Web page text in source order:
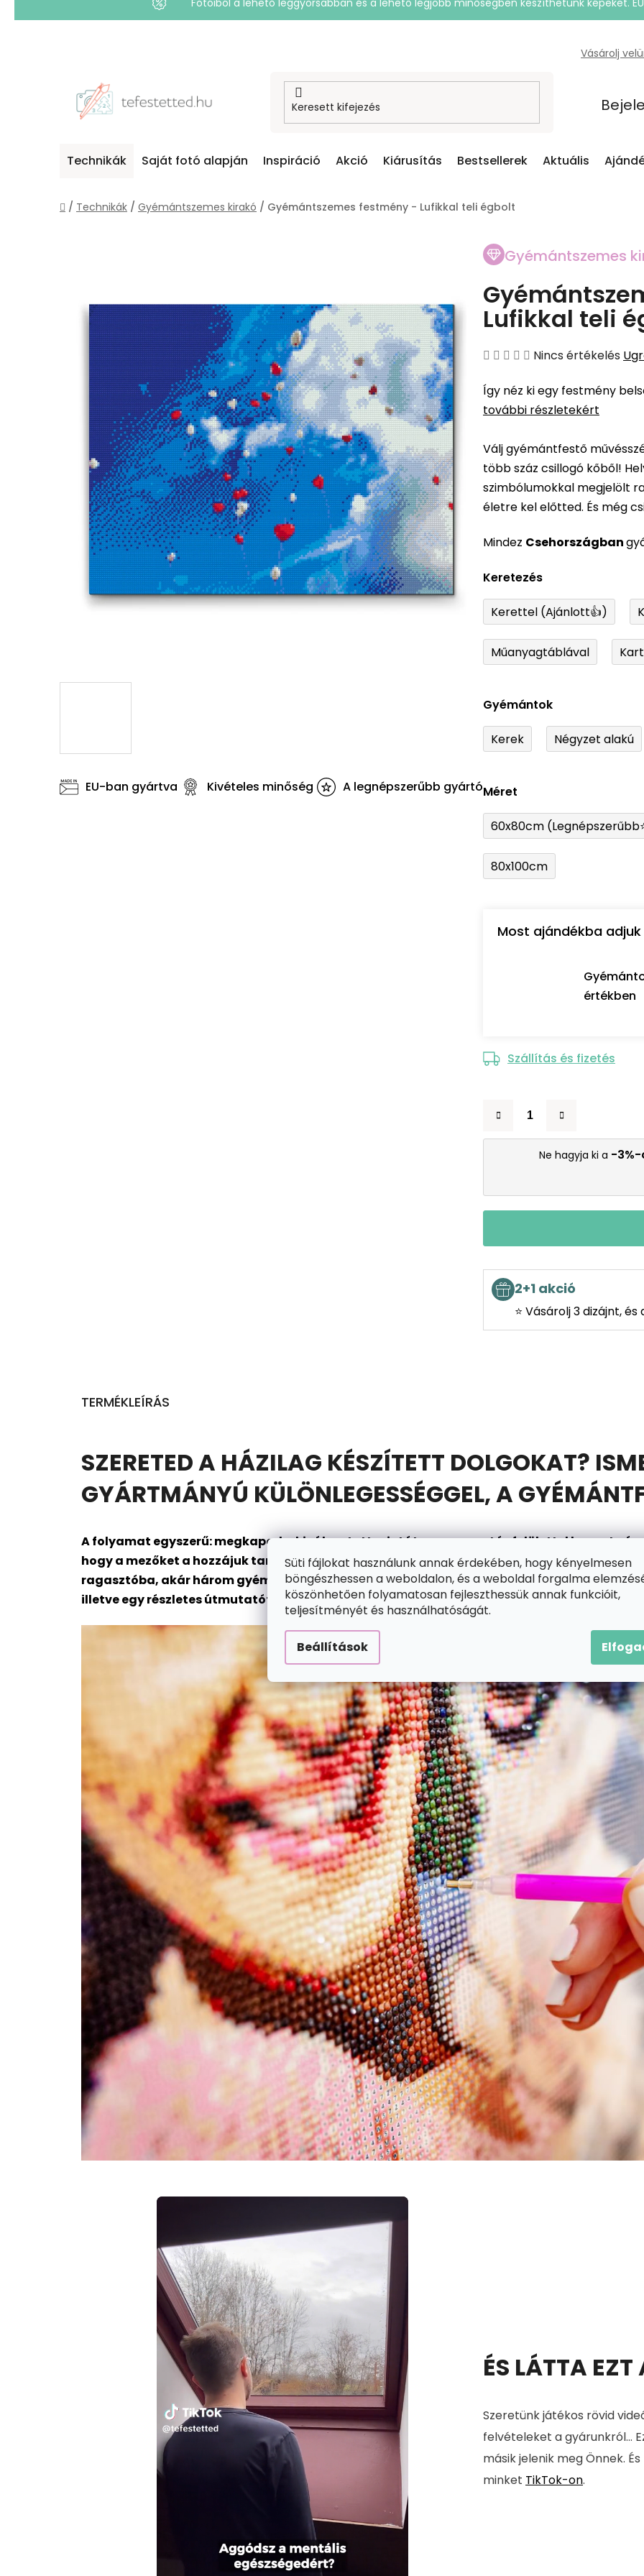
Süti fájlokat használunk annak érdekében, hogy kényelmesen
böngészhessen a weboldalon, és a weboldal forgalma
köszönhetően folyamatosan fejleszthessük annak funkcióit,
teljesítményét és használhatóságát.
Beállítások
Fotóiból a lehető leggyorsabban és a lehető legjobb minőségben készíthetünk képeket.
Vásárolj
Technikák Saját fotó alapján Inspiráció Akció Kiárusítás Bestsellerek Aktuális
Kezdőlap
/ Technikák / Gyémántszemes kirakó / Gyémántszemes festmény - Lufikkal teli égbolt
Gyémántszemes
Lufikkal teli
A
átlagos
értékelése
ből
0,0
csillag.
Nincs értékelés
Így néz ki egy festmény
további részletekért
Válj gyémántfestő
több száz csillogó kőből!
szimbólumokkal megjelölt
életre kel előtted. És még
Mindez Csehországban
Keretezés
Kerettel (Ajánlott👍)
Műanyagtáblával
Gyémántok
Kerek Négyzet alakú
Méret
60x80cm
80x100cm
Most ajándékba
értékben
Szállítás és fizetés
Ne hagyja ki a -3%-
2+1 akció
⭐ Vásárolj 3 dizájnt,
EU-ban gyártva Kivételes minőség A legnépszerűbb gyártó
TERMÉKLEÍRÁS
SZERETED A HÁZILAG KÉSZÍTETT DOLGOKAT?
GYÁRTMÁNYÚ KÜLÖNLEGESSÉGGEL, A
A folyamat egyszerű: megkapod a kiválasztott mintát egy ragasztós felülettel bevont
hogy a mezőket a hozzájuk tartozó gyémántokkal kitöltsd. Ebben segítségedre lesz a
ragasztóba, akár három gyémántot is megtart. A készletben találsz egy tálat is (a
illetve egy részletes útmutatót is. Készen állsz arra, hogy belépj a szórakozás csillogó
ÉS LÁTTA
Szeretünk játékos rövid
felvételeket a gyárunkról...
másik jelenik meg Önnek.
minket TikTok-on.